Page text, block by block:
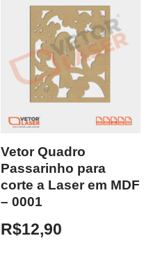
Vetor Quadro
Passarinho para
corte a Laser em MDF
– 0001
R$12,90